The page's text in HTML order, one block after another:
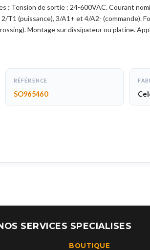
Tension de sortie : 24-600VAC. Courant
T1 (puissance), 3/A1+ et 4/A2-
Montage sur dissipateur ou platine.
RÉFÉRENCE
SO965460
SERVICES SPECIALISES
BOUTIQUE